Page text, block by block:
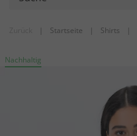
| Startseite | Shirts |
Nachhaltig